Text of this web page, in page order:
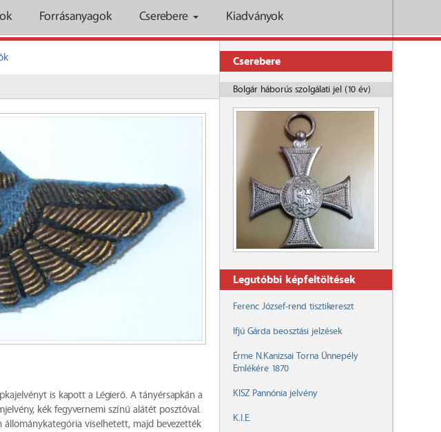
Forrásanyagok Cserebere Kiadványok
is kapott a Légierő. A tányérsapkán a
kék fegyvernemi színű alátét posztóval.
állománykategória viselhetett, majd bevezették
Cserebere
Bolgár háborús szolgálati jel (10 év)
Legutóbbi képfeltöltések
Ferenc József-rend tisztikereszt
Ifjú Gárda beosztási jelzések
Érme N.Kanizsai Torna Ünnepély
Emlékére 1870
KISZ Pannónia jelvény
K.I.E.